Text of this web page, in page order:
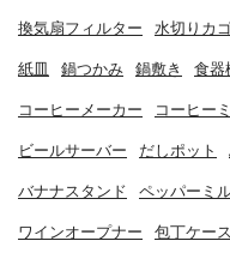
換気扇フィルター 水切りカ
紙皿 鍋つかみ 鍋敷き 食器
コーヒーメーカー コーヒー
ビールサーバー だしポット
バナナスタンド ペッパーミ
ワインオープナー 包丁ケース